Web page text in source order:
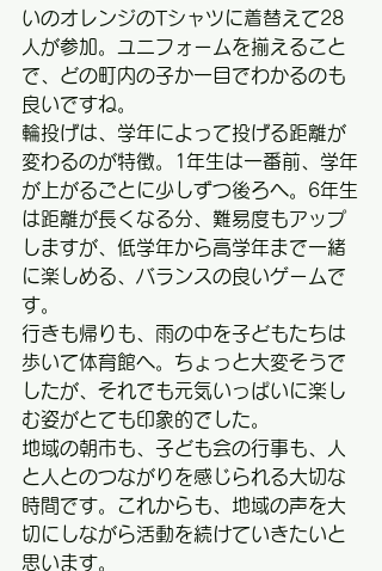
いのオレンジのTシャツに着替えて28
人が参加。ユニフォームを揃えること
で、どの町内の子か一目でわかるのも
良いですね。
輪投げは、学年によって投げる距離が
変わるのが特徴。1年生は一番前、学年
が上がるごとに少しずつ後ろへ。6年生
は距離が長くなる分、難易度もアップ
しますが、低学年から高学年まで一緒
に楽しめる、バランスの良いゲームで
す。
行きも帰りも、雨の中を子どもたちは
歩いて体育館へ。ちょっと大変そうで
したが、それでも元気いっぱいに楽し
む姿がとても印象的でした。
地域の朝市も、子ども会の行事も、人
と人とのつながりを感じられる大切な
時間です。これからも、地域の声を大
切にしながら活動を続けていきたいと
思います。